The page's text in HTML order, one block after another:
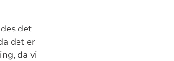
det
det er
da vi